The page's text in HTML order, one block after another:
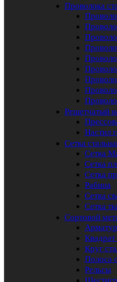
Проволока
Решетчатый
Настил
Сетка
Сетка
Сетка
Сетка
Рабица
Сетка
Сетка
Сортовой
Квадрат
Круг
Полоса
Рельсы